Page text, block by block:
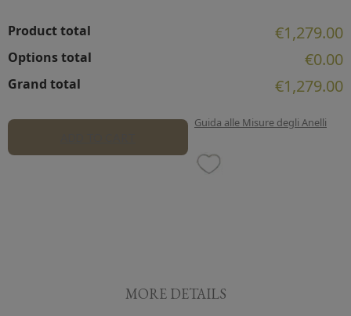
Product total €1,279.00
Options total €0.00
Grand total €1,279.00
Guida alle Misure degli Anelli
MORE DETAILS